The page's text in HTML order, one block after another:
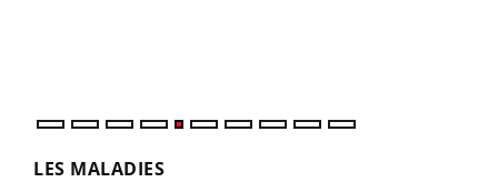
LES MALADIES